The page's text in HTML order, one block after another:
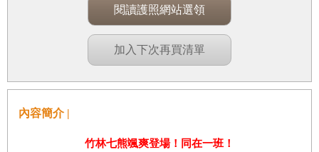
閱讀護照網站選領
加入下次再買清單
內容簡介 |
竹林七熊颯爽登場！同在一班！